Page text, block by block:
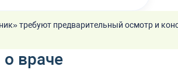
требуют предварительный осмотр и
враче